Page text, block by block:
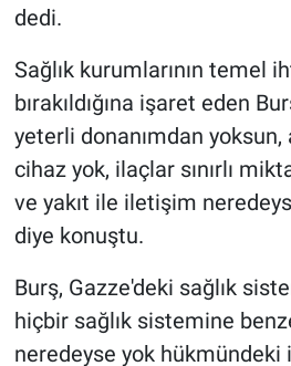
dedi.
Sağlık kurumlarının temel
bırakıldığına işaret eden
yeterli donanımdan
cihaz yok, ilaçlar sınırlı
ve yakıt ile iletişim
diye konuştu.
Burş, Gazze'deki sağlık
hiçbir sağlık sistemine
neredeyse yok